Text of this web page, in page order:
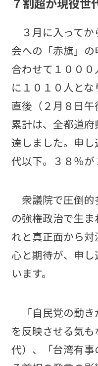
３月に入ってか
会への「赤旗」
合わせて１００
に１０１０人と
直後（２月８日
累計は、全都道
達しました。申
代以下。３８％が
衆議院で圧倒的
の強権政治で生
れと真正面から
心と期待が、申
います。
「自民党の動き
を反映させる気
代）、「台湾有